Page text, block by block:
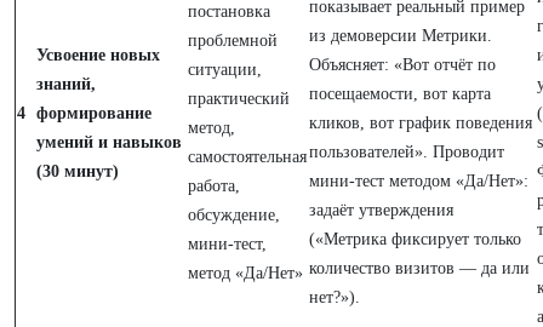
4
Усвоение новых
знаний,
формирование
умений и навыков
(30 минут)
постановка
проблемной
ситуации,
практический
метод,
самостоятельная
работа,
обсуждение,
мини-тест,
метод «Да/Нет»
показывает реальный пример
из демоверсии Метрики.
Объясняет: «Вот отчёт по
посещаемости, вот карта
кликов, вот график поведения
пользователей». Проводит
мини-тест методом «Да/Нет»:
задаёт утверждения
(«Метрика фиксирует только
количество визитов — да или
нет?»).